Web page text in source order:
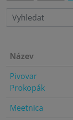
Název
Pivovar
Prokopák
Meetnica